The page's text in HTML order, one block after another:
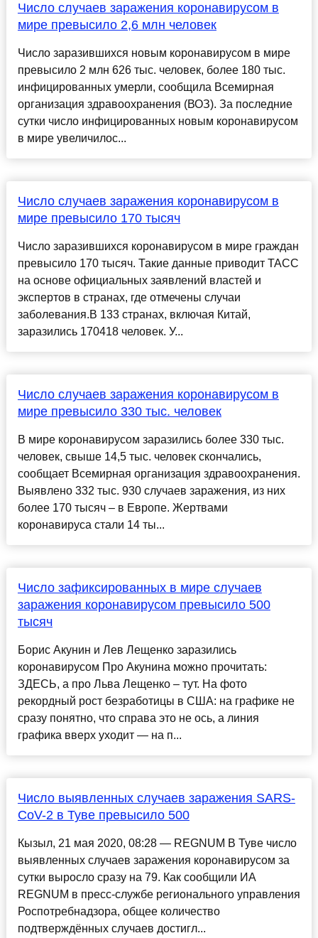
Число случаев заражения коронавирусом в
мире превысило 2,6 млн человек
Число заразившихся новым коронавирусом в мире
превысило 2 млн 626 тыс. человек, более 180 тыс.
инфицированных умерли, сообщила Всемирная
организация здравоохранения (ВОЗ). За последние
сутки число инфицированных новым коронавирусом
в мире увеличилос...
Число случаев заражения коронавирусом в
мире превысило 170 тысяч
Число заразившихся коронавирусом в мире граждан
превысило 170 тысяч. Такие данные приводит ТАСС
на основе официальных заявлений властей и
экспертов в странах, где отмечены случаи
заболевания.В 133 странах, включая Китай,
заразились 170418 человек. У...
Число случаев заражения коронавирусом в
мире превысило 330 тыс. человек
В мире коронавирусом заразились более 330 тыс.
человек, свыше 14,5 тыс. человек скончались,
сообщает Всемирная организация здравоохранения.
Выявлено 332 тыс. 930 случаев заражения, из них
более 170 тысяч – в Европе. Жертвами
коронавируса стали 14 ты...
Число зафиксированных в мире случаев
заражения коронавирусом превысило 500
тысяч
Борис Акунин и Лев Лещенко заразились
коронавирусом Про Акунина можно прочитать:
ЗДЕСЬ, а про Льва Лещенко – тут. На фото
рекордный рост безработицы в США: на графике не
сразу понятно, что справа это не ось, а линия
графика вверх уходит — на п...
Число выявленных случаев заражения SARS-
CoV-2 в Туве превысило 500
Кызыл, 21 мая 2020, 08:28 — REGNUM В Туве число
выявленных случаев заражения коронавирусом за
сутки выросло сразу на 79. Как сообщили ИА
REGNUM в пресс-службе регионального управления
Роспотребнадзора, общее количество
подтверждённых случаев достигл...